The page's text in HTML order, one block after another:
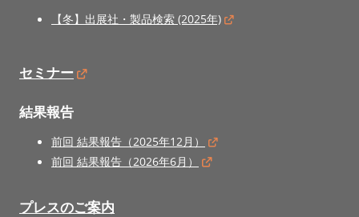
【冬】出展社・製品検索 (2025年)
セミナー
結果報告
前回 結果報告（2025年12月）
前回 結果報告（2026年6月）
プレスのご案内